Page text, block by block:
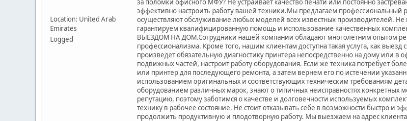
Location: United Arab
Emirates
Logged
за поломки офисного МФУ? Не устраивает качество печати или постоянно
эффективно настроить работу вашей техники.Мы предлагаем
осуществляют обслуживание любых моделей всех известных производителей.
гарантируем квалифицированную помощь и использование качественных
ВЫЕЗДОМ НА ДОМ.Сотрудники нашей компании обладают многолетним опытом
профессионализма. Кроме того, нашим клиентам доступна такая услуга, как
произведет обязательную диагностику принтера непосредственно на дому или
подвижных частей, настроит работу оборудования. Если же техника потребует
или принтер для последующего ремонта, а затем вернем его по истечении
использованием оригинальных и соответствующих техническим требованиям
оборудованием различных марок, знают о типичных неисправностях
репутацию, поэтому заботимся о качестве и долговечности используемых
технику в рабочее состояние. Не стоит отказывать себе в возможности быстро и
продолжить продуктивную и плодотворную работу. Мы выезжаем на адрес